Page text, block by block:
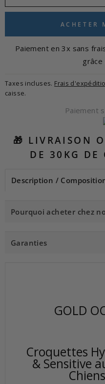
ACHETER
Paiement en 3x sans
grâce
Taxes incluses. Frais
caisse.
Paiement
🎁 LIVRAISON
DE 30KG DE
Description /
Pourquoi acheter chez
Garanties
GOLD
Croquettes
& Sensitive